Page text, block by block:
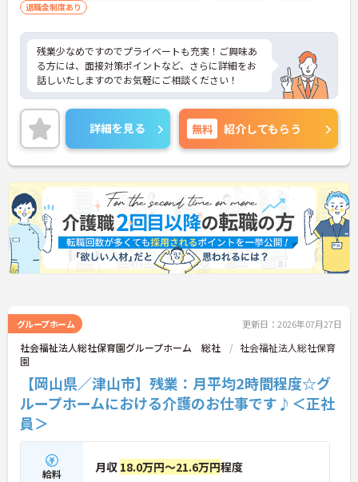
退職金制度あり
残業少なめですのでプライベートも充実！ご興味あ
る方には、面接対策ポイントなど、さらに詳細をお
話しいたしますのでお気軽にご相談ください！
詳細を見る 無料 紹介してもらう
グループホーム 更新日：2026年07月27日
社会福祉法人総社保育園グループホーム 総社
社会福祉法人総社保育
園
【岡山県／津山市】残業：月平均2時間程度☆グ
ループホームにおける介護のお仕事です♪＜正社
員＞
給料 月収 18.0万円～21.6万円程度